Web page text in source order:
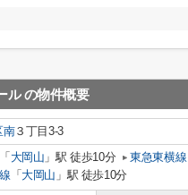
ル の物件概要
南３丁目3-3
「 大岡山 」駅 徒歩10分 東急東横線
「 大岡山 」駅 徒歩10分